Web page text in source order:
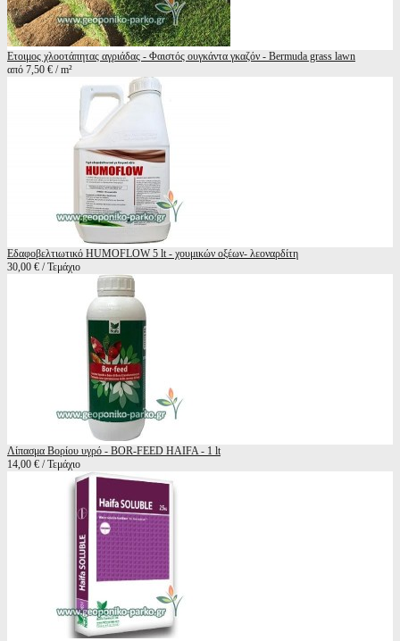
Ετοιμος χλοοτάπητας αγριάδας - Φαιστός ουγκάντα γκαζόν - Bermuda grass lawn
από 7,50 € / m²
Εδαφοβελτιωτικό HUMOFLOW 5 lt - χουμικών οξέων- λεοναρδίτη
30,00 € / Τεμάχιο
Λίπασμα Βορίου υγρό - BOR-FEED HAIFA - 1 lt
14,00 € / Τεμάχιο